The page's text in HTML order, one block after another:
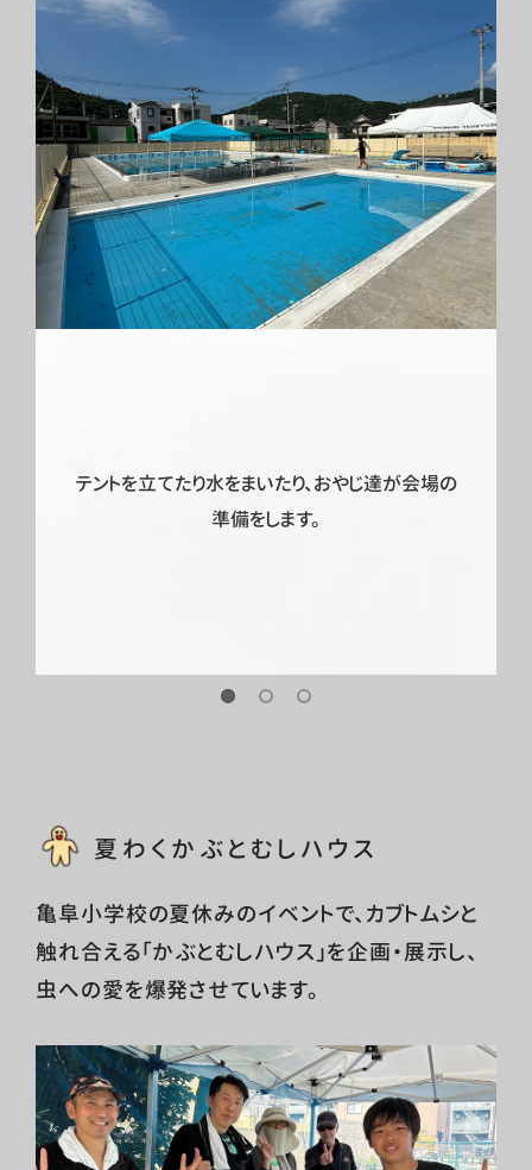
テントを立てたり水をまいたり、おやじ達が会場の
準備をします。
夏わくかぶとむしハウス
亀阜小学校の夏休みのイベントで、カブトムシと
触れ合える「かぶとむしハウス」を企画・展示し、
虫への愛を爆発させています。